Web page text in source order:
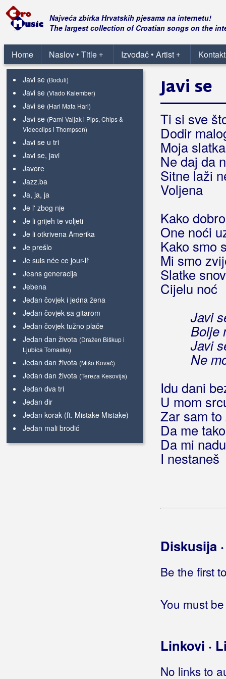
Najveća zbirka Hrvatskih pjesama na internetu!
The largest collection of Croatian songs on the
Home +
Naslov • Title +
Izvođač • Artist
Jasno mi je, jasno
Jaši jaši
Javi mi se
Javi mi se bar za Božić
Javi se (Boduli)
Javi se (Vlado Kalember)
Javi se (Hari Mata Hari)
Javi se (Parni Valjak i Pips, Chips &
Videoclips i Thompson)
Javi se u tri
Javi se, javi
Javore
Jazz.ba
Ja, ja, ja
Je l' zbog nje
Je li grijeh te voljeti
Je li otkrivena Amerika
Je prešlo
Je suis née ce jour-lŕ
Jeans generacija
Jebena
Jedan čovjek i jedna žena
Jedan čovjek sa gitarom
Jedan čovjek tužno plače
Jedan dan života (Dražen Biškup i
Ljubica Tomasko)
Jedan dan života (Mišo Kovač)
Jedan dan života (Tereza Kesovija)
Jedan dva tri
Jedan đir
Jedan korak (ft. Mistake Mistake)
Jedan mali brodić
Jedan na jedan
Javi se
Ti si sve
Dodir
Moja
Ne daj da
Sitne laži
Voljena
Kako
One noći
Kako smo
Mi smo
Slatke
Cijelu noć
Javi
Bolje
Javi
Ne
Idu dani
U mom
Zar sam
Da me
Da mi
I nestaneš
Diskusija
Be the first
You must
Linkovi ·
No links to